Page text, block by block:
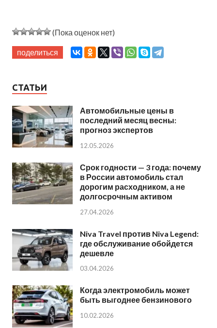
(Пока оценок нет)
поделиться
СТАТЬИ
Автомобильные цены в
последний месяц весны:
прогноз экспертов
12.05.2026
Срок годности — 3 года: почему
в России автомобиль стал
дорогим расходником, а не
долгосрочным активом
27.04.2026
Niva Travel против Niva Legend:
где обслуживание обойдется
дешевле
03.04.2026
Когда электромобиль может
быть выгоднее бензинового
10.02.2026